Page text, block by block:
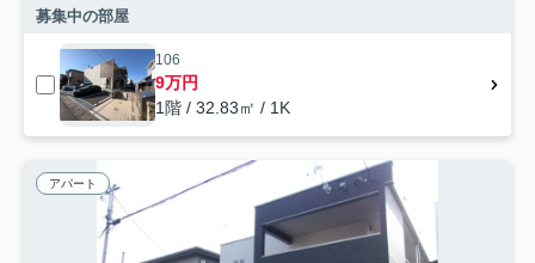
募集中の部屋
106
9万円
1階 / 32.83㎡ / 1K
アパート